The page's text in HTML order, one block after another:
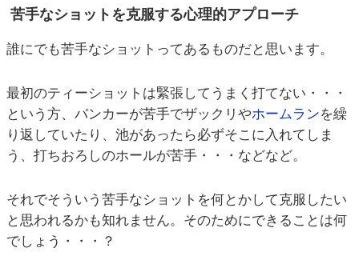
苦手なショットを克服する心理的アプローチ
誰にでも苦手なショットってあるものだと思います。
最初のティーショットは緊張してうまく打てない・・・
という方、バンカーが苦手でザックリやホームランを繰
り返していたり、池があったら必ずそこに入れてしま
う、打ちおろしのホールが苦手・・・などなど。
それでそういう苦手なショットを何とかして克服したい
と思われるかも知れません。そのためにできることは何
でしょう・・・？